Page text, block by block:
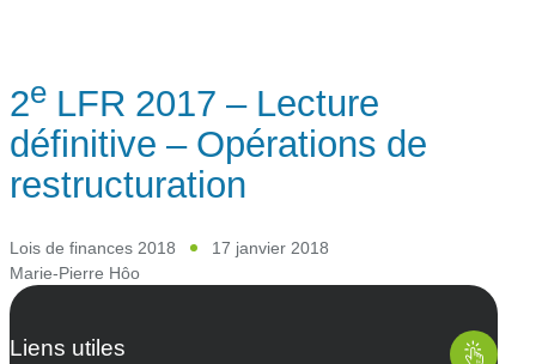
2e LFR 2017 – Lecture
définitive – Opérations de
restructuration
Lois de finances 2018
17 janvier 2018
Marie-Pierre Hôo
Liens utiles